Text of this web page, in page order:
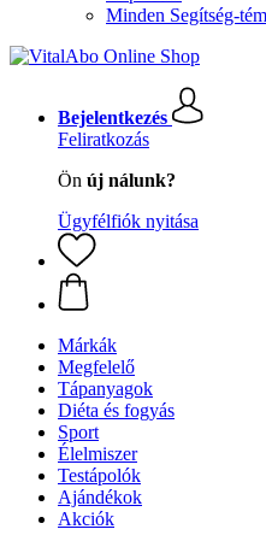
Minden Segítség-
Bejelentkezés
Feliratkozás
Ön új nálunk?
Ügyfélfiók nyitása
Márkák
Megfelelő
Tápanyagok
Diéta és fogyás
Sport
Élelmiszer
Testápolók
Ajándékok
Akciók